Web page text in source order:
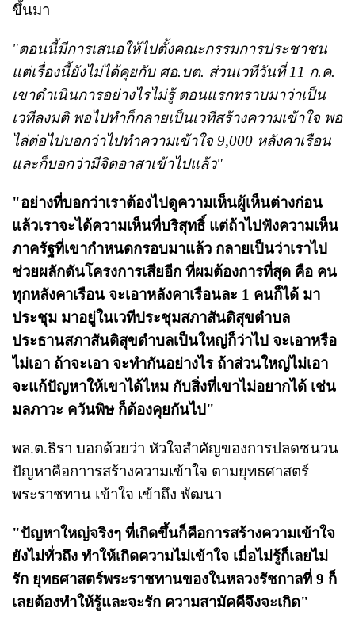
ขึ้นมา
"ตอนนี้มีการเสนอให้ไปตั้งคณะกรรมการประชาชน
แต่เรื่องนี้ยังไม่ได้คุยกับ ศอ.บต. ส่วนเวทีวันที่ 11 ก.ค.
เขาดำเนินการอย่างไรไม่รู้ ตอนแรกทราบมาว่าเป็น
เวทีลงมติ พอไปทำก็กลายเป็นเวทีสร้างความเข้าใจ พอ
ไล่ต่อไปบอกว่าไปทำความเข้าใจ 9,000 หลังคาเรือน
และก็บอกว่ามีจิตอาสาเข้าไปแล้ว"
"อย่างที่บอกว่าเราต้องไปดูความเห็นผู้เห็นต่างก่อน
แล้วเราจะได้ความเห็นที่บริสุทธิ์ แต่ถ้าไปฟังความเห็น
ภาครัฐที่เขากำหนดกรอบมาแล้ว กลายเป็นว่าเราไป
ช่วยผลักดันโครงการเสียอีก ที่ผมต้องการที่สุด คือ คน
ทุกหลังคาเรือน จะเอาหลังคาเรือนละ 1 คนก็ได้ มา
ประชุม มาอยู่ในเวทีประชุมสภาสันติสุขตําบล
ประธานสภาสันติสุขตําบลเป็นใหญ่ก็ว่าไป จะเอาหรือ
ไม่เอา ถ้าจะเอา จะทำกันอย่างไร ถ้าส่วนใหญ่ไม่เอา
จะแก้ปัญหาให้เขาได้ไหม กับสิ่งที่เขาไม่อยากได้ เช่น
มลภาวะ ควันพิษ ก็ต้องคุยกันไป"
พล.ต.ธิรา บอกด้วยว่า หัวใจสำคัญของการปลดชนวน
ปัญหาคือกาารสร้างความเข้าใจ ตามยุทธศาสตร์
พระราชทาน เข้าใจ เข้าถึง พัฒนา
"ปัญหาใหญ่จริงๆ ที่เกิดขึ้นก็คือการสร้างความเข้าใจ
ยังไม่ทั่วถึง ทำให้เกิดความไม่เข้าใจ เมื่อไม่รู้ก็เลยไม่
รัก ยุทธศาสตร์พระราชทานของในหลวงรัชกาลที่ 9 ก็
เลยต้องทำให้รู้และจะรัก ความสามัคคีจึงจะเกิด"